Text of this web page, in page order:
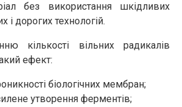
без використання шкідливих
і дорогих технологій.
кількості вільних радикалів
ефект:
біологічних мембран;
утворення ферментів;